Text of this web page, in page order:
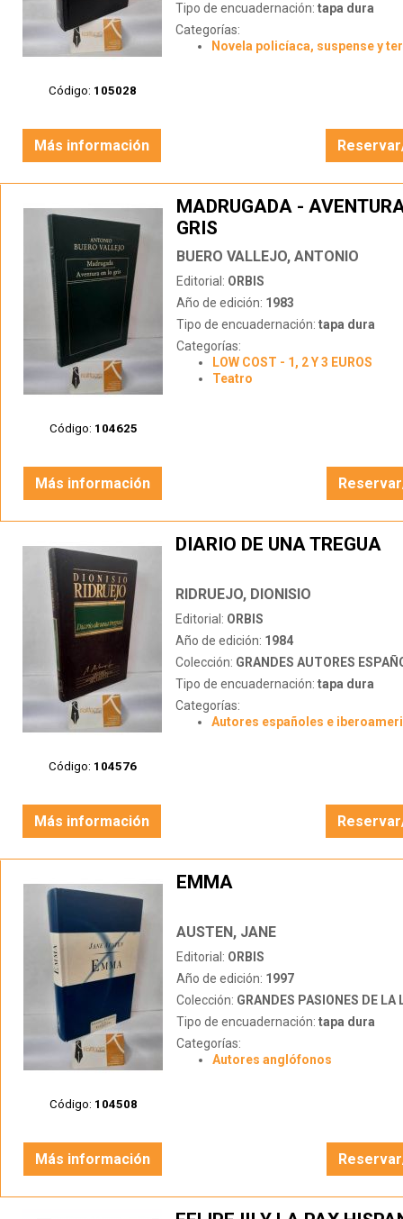
Código: 105028
Tipo de encuadernación: tapa dura
Categorías:
Novela policíaca, suspense y
Más información
Código: 104625
MADRUGADA -
GRIS
BUERO VALLEJO, ANTONIO
Editorial: ORBIS
Año de edición: 1983
Tipo de encuadernación: tapa dura
Categorías:
LOW COST - 1, 2 Y 3 EUROS
Teatro
Más información
Código: 104576
DIARIO DE UNA TREGUA
RIDRUEJO, DIONISIO
Editorial: ORBIS
Año de edición: 1984
Colección: GRANDES AUTORES
Tipo de encuadernación: tapa dura
Categorías:
Autores españoles e
Más información
Código: 104508
EMMA
AUSTEN, JANE
Editorial: ORBIS
Año de edición: 1997
Colección: GRANDES PASIONES DE LA
Tipo de encuadernación: tapa dura
Categorías:
Autores anglófonos
Más información